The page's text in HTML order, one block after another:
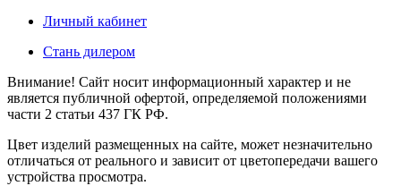
Личный кабинет
Стань дилером
Внимание! Сайт носит информационный характер и не
является публичной офертой, определяемой положениями
части 2 статьи 437 ГК РФ.
Цвет изделий размещенных на сайте, может незначительно
отличаться от реального и зависит от цветопередачи вашего
устройства просмотра.